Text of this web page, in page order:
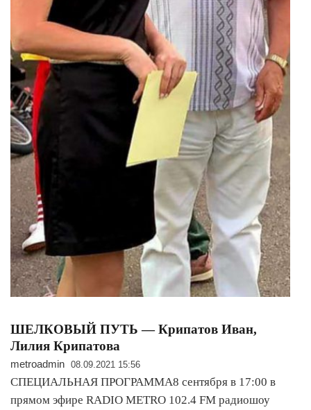
ШЕЛКОВЫЙ ПУТЬ — Крипатов Иван,
Лилия Крипатова
metroadmin 08.09.2021 15:56
СПЕЦИАЛЬНАЯ ПРОГРАММА8 сентября в 17:00 в
прямом эфире RADIO METRO 102.4 FM радиошоу